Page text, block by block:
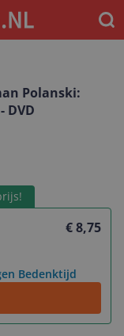
Polanski:
DVD
€ 8,75
Bedenktijd